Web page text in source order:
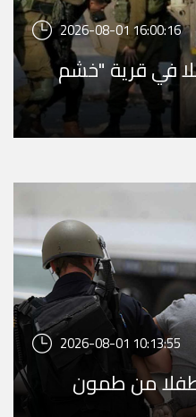
2026-08-01 16:00:16
يعتقل 11 عاملا في قرية "خشم
2026-08-01 10:13:55
طفلا من طمون